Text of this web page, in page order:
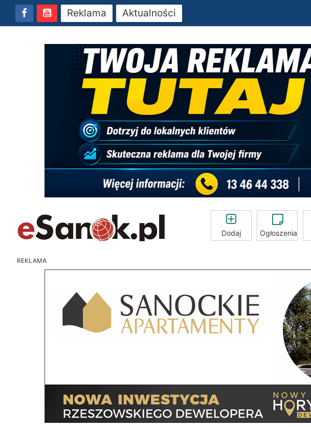
Reklama Aktualności
Dodaj Ogłoszenia
REKLAMA